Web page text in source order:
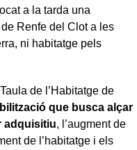
a la tarda una
Renfe del Clot a les
ni habitatge pels
de l’Habitatge de
que busca alçar
adquisitiu, l’augment de
de l’habitatge i els